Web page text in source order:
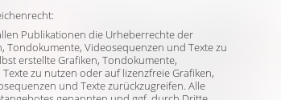
Publikationen die Urheberrechte der
Tondokumente, Videosequenzen und Texte zu
erstellte Grafiken, Tondokumente,
zu nutzen oder auf lizenzfreie Grafiken,
und Texte zurückzugreifen. Alle